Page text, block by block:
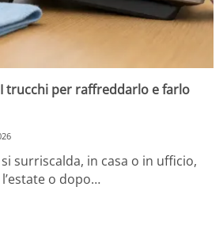
trucchi per raffreddarlo e farlo
surriscalda, in casa o in ufficio,
o dopo…